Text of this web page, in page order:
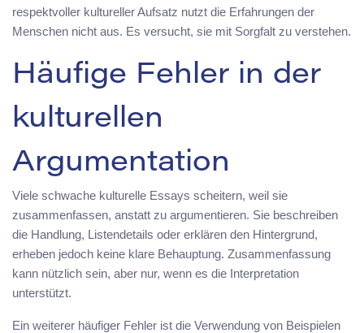
respektvoller kultureller Aufsatz nutzt die Erfahrungen der
Menschen nicht aus. Es versucht, sie mit Sorgfalt zu verstehen.
Häufige Fehler in der
kulturellen
Argumentation
Viele schwache kulturelle Essays scheitern, weil sie
zusammenfassen, anstatt zu argumentieren. Sie beschreiben
die Handlung, Listendetails oder erklären den Hintergrund,
erheben jedoch keine klare Behauptung. Zusammenfassung
kann nützlich sein, aber nur, wenn es die Interpretation
unterstützt.
Ein weiterer häufiger Fehler ist die Verwendung von Beispielen